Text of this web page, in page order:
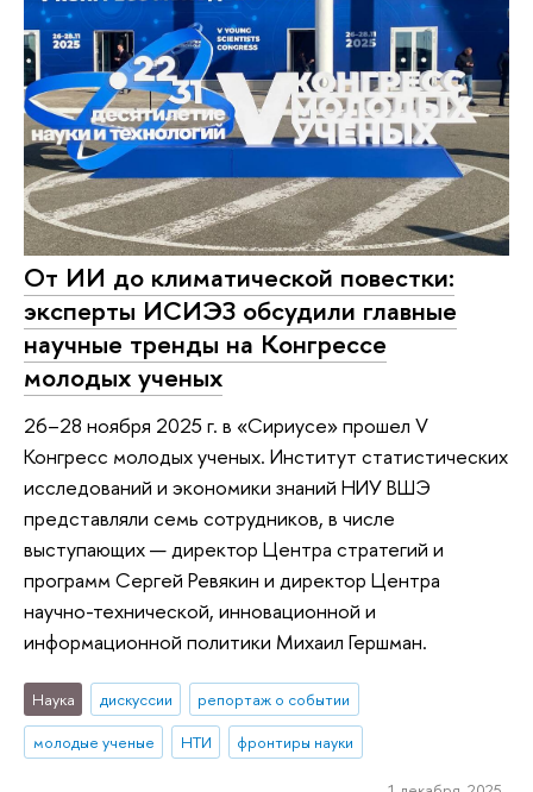
От ИИ до климатической повестки:
эксперты ИСИЭЗ обсудили главные
научные тренды на Конгрессе
молодых ученых
26–28 ноября 2025 г. в «Сириусе» прошел V
Конгресс молодых ученых. Институт статистических
исследований и экономики знаний НИУ ВШЭ
представляли семь сотрудников, в числе
выступающих — директор Центра стратегий и
программ Сергей Ревякин и директор Центра
научно-технической, инновационной и
информационной политики Михаил Гершман.
Наука дискуссии
репортаж о событии
молодые ученые
НТИ фронтиры науки